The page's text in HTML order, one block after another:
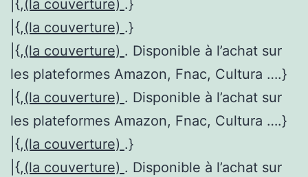
|{,(la couverture) .}
|{,(la couverture) .}
|{,(la couverture) . Disponible à l’achat sur
les plateformes Amazon, Fnac, Cultura ….}
|{,(la couverture) . Disponible à l’achat sur
les plateformes Amazon, Fnac, Cultura ….}
|{,(la couverture) .}
|{,(la couverture) . Disponible à l’achat sur